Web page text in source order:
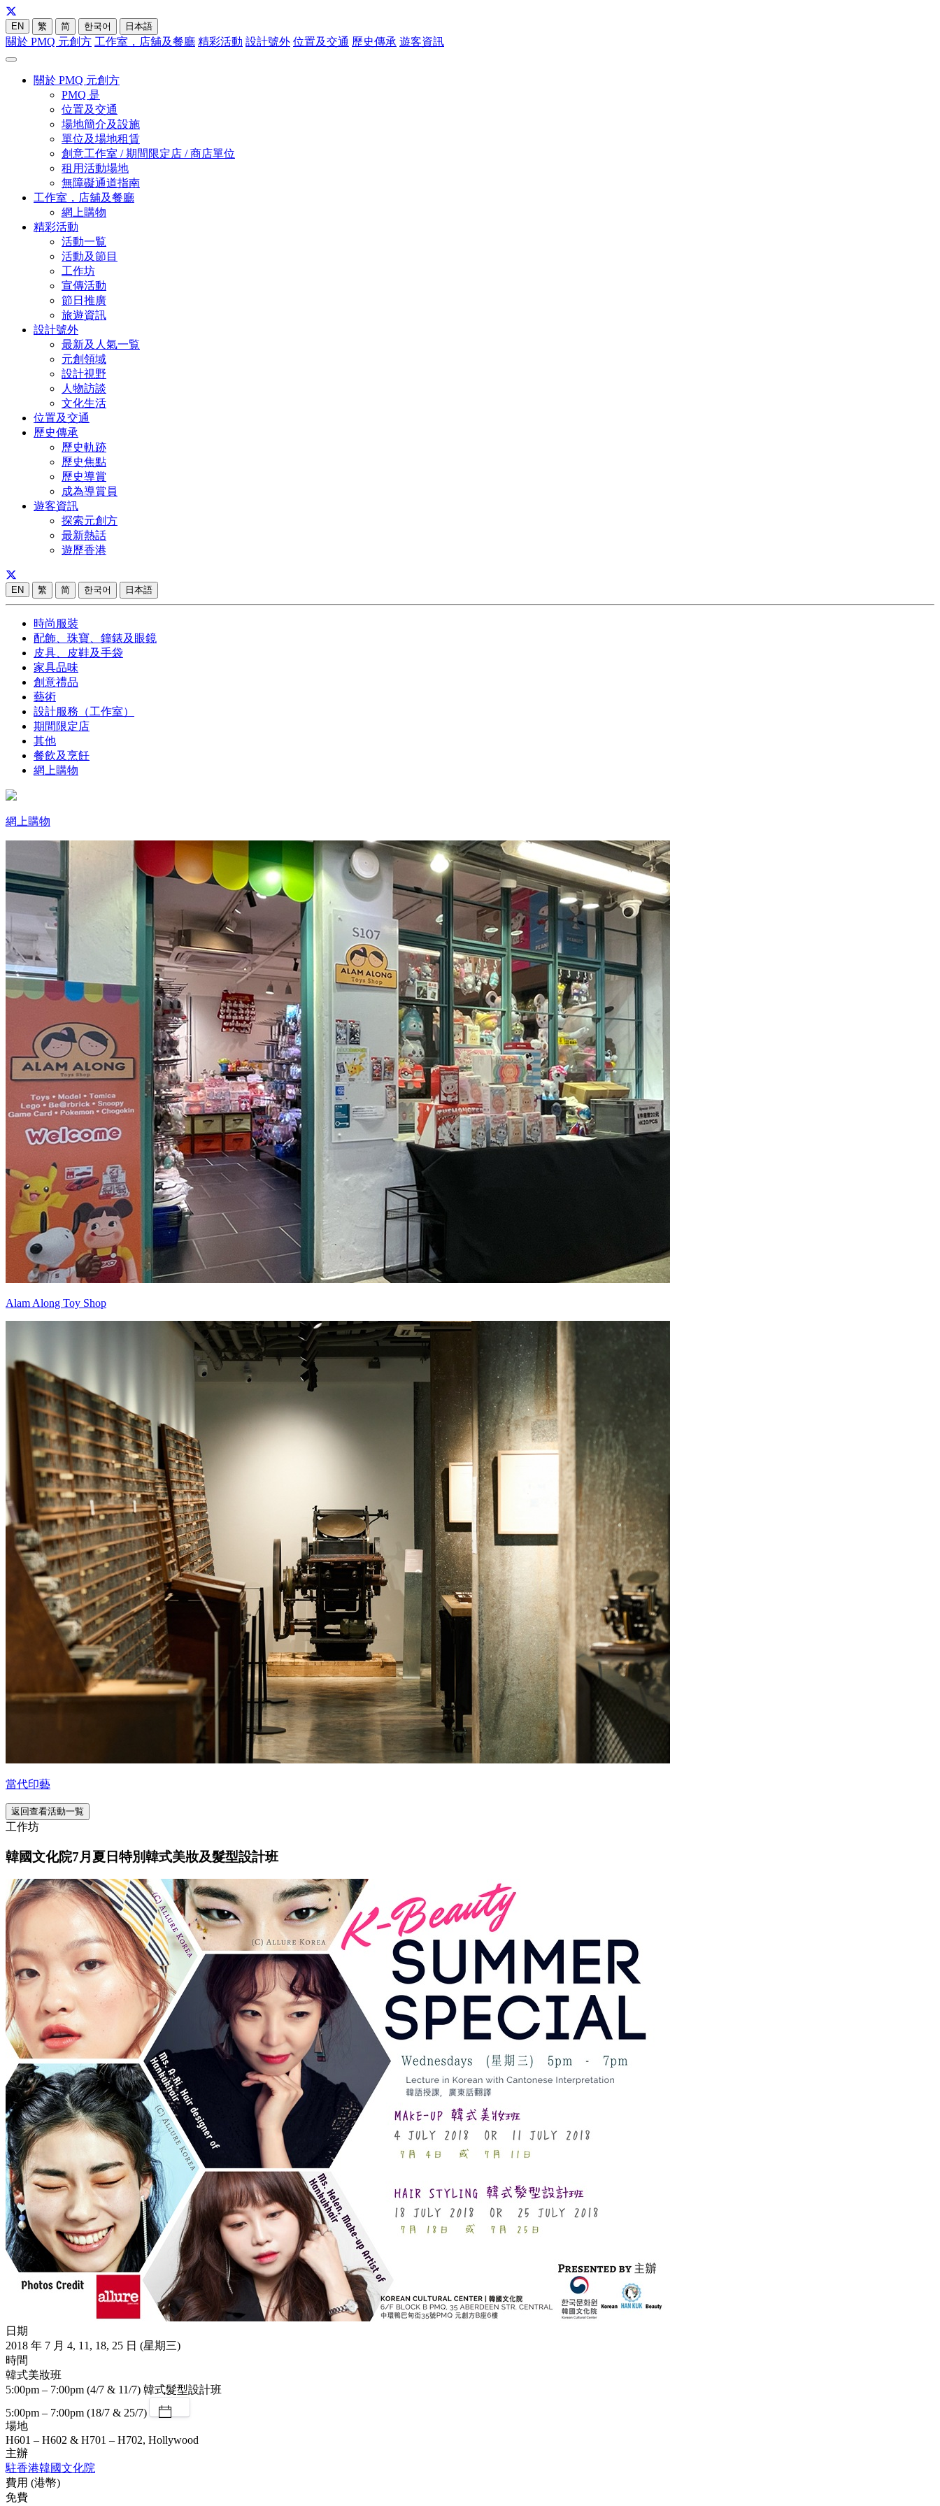
EN 繁 简 한국어 日本語
關於 PMQ 元創方 工作室，店舖及餐廳 精彩活動 設計號外 位置及交通 歷史傳承 遊客資訊
關於 PMQ 元創方
PMQ 是
位置及交通
場地簡介及設施
單位及場地租賃
創意工作室 / 期間限定店 / 商店單位
租用活動場地
無障礙通道指南
工作室，店舖及餐廳
網上購物
精彩活動
活動一覧
活動及節目
工作坊
宣傳活動
節日推廣
旅遊資訊
設計號外
最新及人氣一覧
元創領域
設計視野
人物訪談
文化生活
位置及交通
歷史傳承
歷史軌跡
歷史焦點
歷史導賞
成為導賞員
遊客資訊
探索元創方
最新熱話
遊歷香港
EN 繁 简 한국어 日本語
時尚服裝
配飾、珠寶、鐘錶及眼鏡
皮具、皮鞋及手袋
家具品味
創意禮品
藝術
設計服務（工作室）
期間限定店
其他
餐飲及烹飪
網上購物
網上購物
Alam Along Toy Shop
當代印藝
返回查看活動一覧
工作坊
韓國文化院7月夏日特別韓式美妝及髮型設計班
日期
2018 年 7 月 4, 11, 18, 25 日 (星期三)
時間
韓式美妝班
5:00pm – 7:00pm (4/7 & 11/7) 韓式髮型設計班
5:00pm – 7:00pm (18/7 & 25/7)
場地
H601 – H602 & H701 – H702, Hollywood
主辦
駐香港韓國文化院
費用 (港幣)
免費